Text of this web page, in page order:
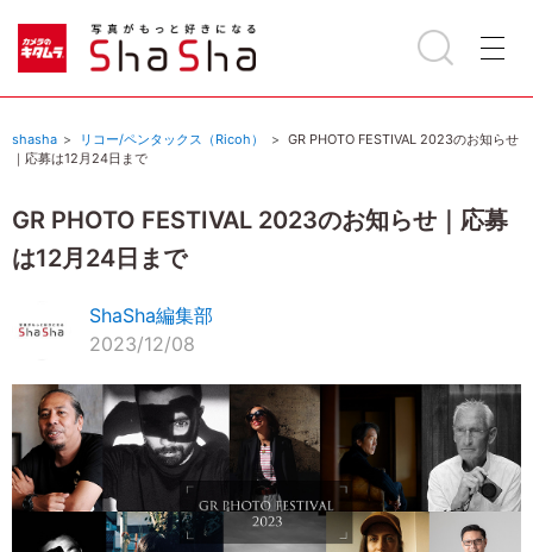
shasha リコー/ペンタックス（Ricoh）
GR PHOTO FESTIVAL 2023のお知らせ
｜応募は12月24日まで
GR PHOTO FESTIVAL 2023のお知らせ｜応募
は12月24日まで
ShaSha編集部
2023/12/08